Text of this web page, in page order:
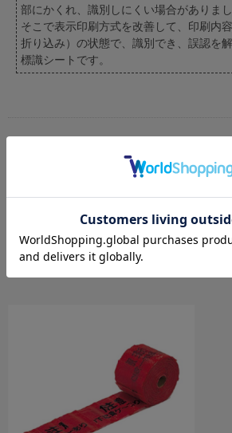
部にかくれ、識別しにくい場合がありまし
そこで表示印刷方式を改善して、印刷内
折り込み）の状態で、識別でき、誤認を
標識シートです。
通信用
幅